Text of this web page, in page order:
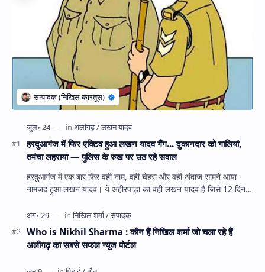
हरदुआगंज में फिर एक्टिव हुआ लखन यादव गैंग... दुकानदार को गालियां,
तमंचा लहराया — पुलिस के रुख पर उठ रहे सवाल
हरदुआगंज में एक बार फिर वही नाम, वही चेहरा और वही अंदाज सामने आया -
नामजद हुआ लखन यादव। ये अहीरपाड़ा का वहीं लखन यादव है जिसे 12 दिन
Who is Nikhil Sharma : कौन हैं निखिल शर्मा जो चला रहे हैं
अलीगढ़ का सबसे सफल न्यूज पोर्टल